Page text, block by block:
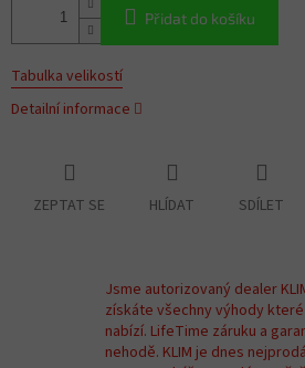
Přidat do košíku
Tabulka velikostí
Detailní informace
ZEPTAT SE HLÍDAT SDÍLET
Jsme autorizovaný dealer
získáte všechny výhody které
nabízí. LifeTime záruku a
nehodě. KLIM je dnes